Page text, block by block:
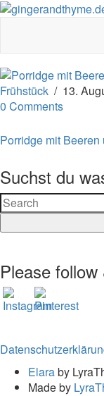
Frühstück / 13.
0 Comments
Porridge mit
Suchst du
Please
Elaraby
Made by